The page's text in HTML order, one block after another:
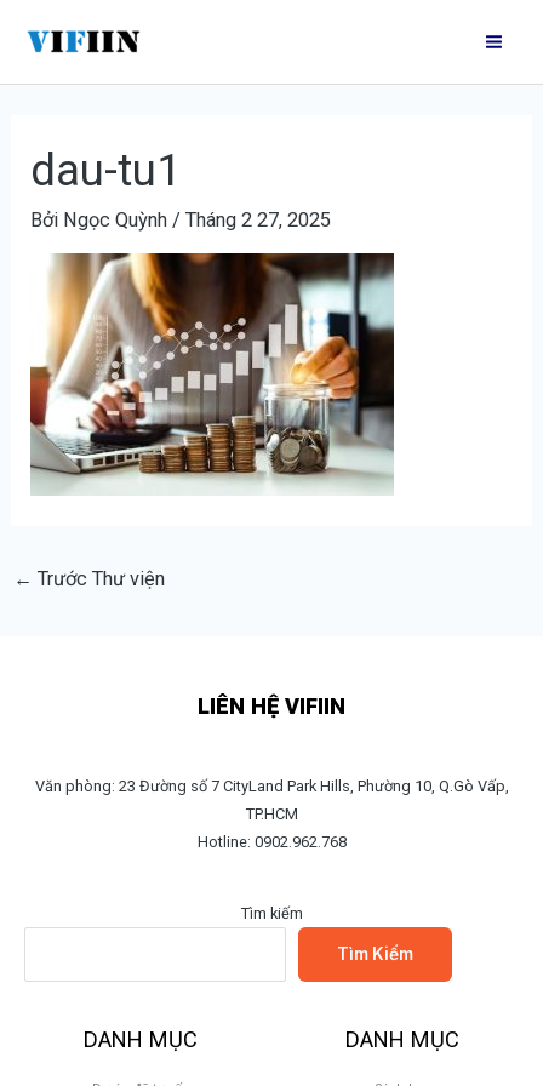
nội
dau-tu1
Bởi Ngọc Quỳnh /Tháng 2 27, 2025
hướng
bài
← Trước Thư viện
LIÊN HỆ VIFIIN
Văn phòng: 23 Đường số 7 CityLand Park Hills, Phường 10, Q.Gò Vấp,
TP.HCM
Hotline: 0902.962.768
Tìm kiếm
Tìm Kiếm
DANH MỤC DANH MỤC